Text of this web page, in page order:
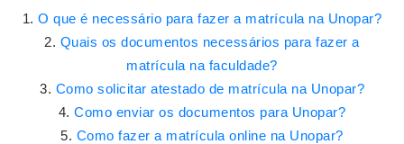
O que é necessário para fazer a matrícula na Unopar?
Quais os documentos necessários para fazer a
matrícula na faculdade?
Como solicitar atestado de matrícula na Unopar?
Como enviar os documentos para Unopar?
Como fazer a matrícula online na Unopar?